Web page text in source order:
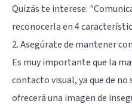
Quizás te interese: "
reconocerla en 4
2. Asegúrate de mantener
Es muy importante que la
contacto visual, ya que de
ofrecerá una imagen de